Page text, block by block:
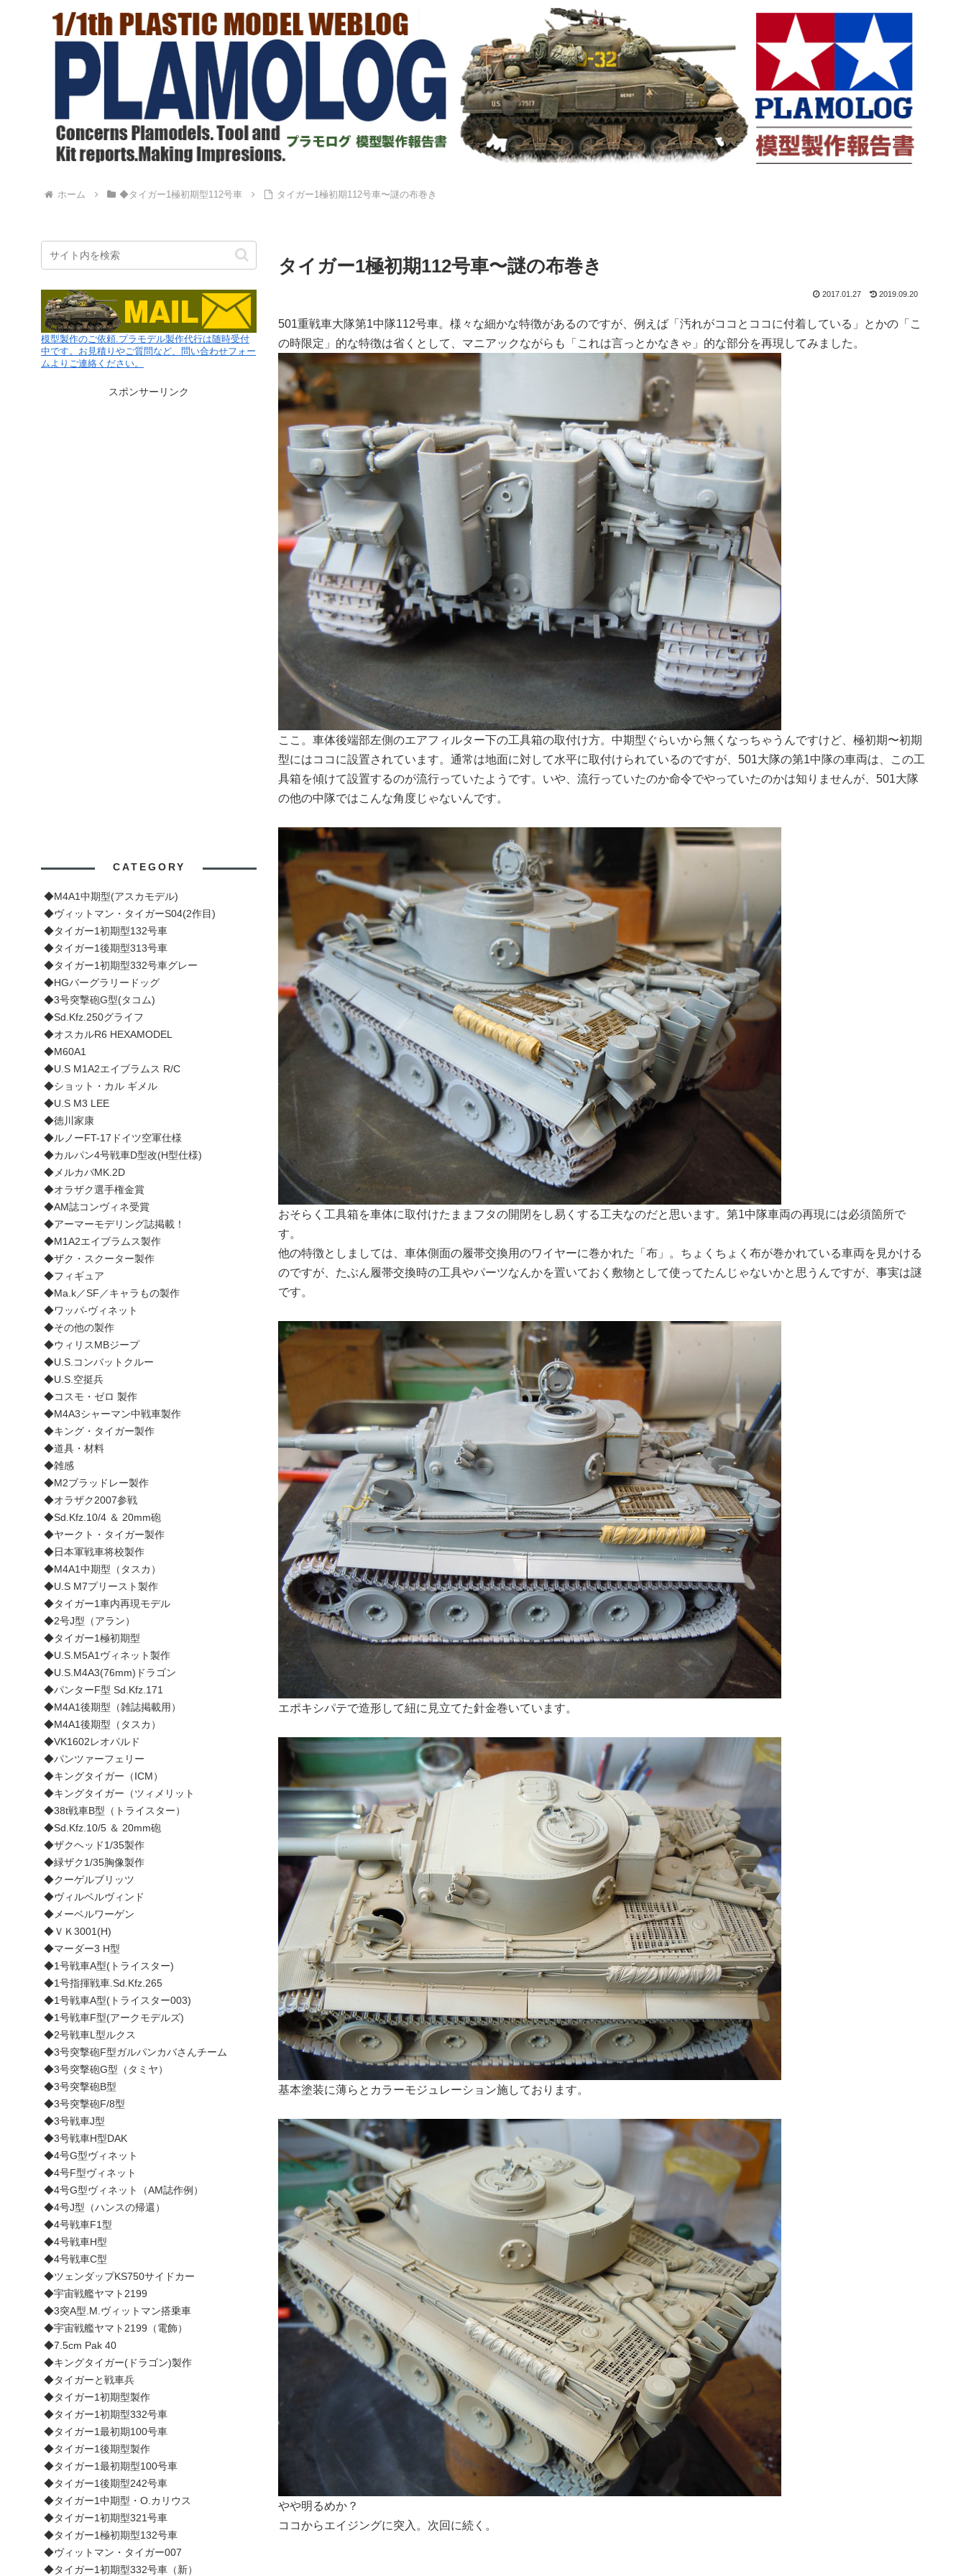
ホーム ◆タイガー1極初期型112号車 タイガー1極初期112号車〜謎の布巻き
タイガー1極初期112号車〜謎の布巻き
2017.01.27 2019.09.20
501重戦車大隊第1中隊112号車。様々な細かな特徴があるのですが、例えば「汚れがココとココに付着している」とかの「こ
の時限定」的な特徴は省くとして、マニアックながらも「これは言っとかなきゃ」的な部分を再現してみました。
ここ。車体後端部左側のエアフィルター下の工具箱の取付け方。中期型ぐらいから無くなっちゃうんですけど、極初期〜初期
型にはココに設置されています。通常は地面に対して水平に取付けられているのですが、501大隊の第1中隊の車両は、この工
具箱を傾けて設置するのが流行っていたようです。いや、流行っていたのか命令でやっていたのかは知りませんが、501大隊
の他の中隊ではこんな角度じゃないんです。
おそらく工具箱を車体に取付けたままフタの開閉をし易くする工夫なのだと思います。第1中隊車両の再現には必須箇所で
す。
他の特徴としましては、車体側面の履帯交換用のワイヤーに巻かれた「布」。ちょくちょく布が巻かれている車両を見かける
のですが、たぶん履帯交換時の工具やパーツなんかを置いておく敷物として使ってたんじゃないかと思うんですが、事実は謎
です。
エポキシパテで造形して紐に見立てた針金巻いています。
基本塗装に薄らとカラーモジュレーション施しております。
やや明るめか？
ココからエイジングに突入。次回に続く。
模型製作のご依頼.プラモデル製作代行は随時受付
中です。お見積りやご質問など、問い合わせフォー
ムよりご連絡ください。
スポンサーリンク
CATEGORY
◆M4A1中期型(アスカモデル)
◆ヴィットマン・タイガーS04(2作目)
◆タイガー1初期型132号車
◆タイガー1後期型313号車
◆タイガー1初期型332号車グレー
◆HGバーグラリードッグ
◆3号突撃砲G型(タコム)
◆Sd.Kfz.250グライフ
◆オスカルR6 HEXAMODEL
◆M60A1
◆U.S M1A2エイブラムス R/C
◆ショット・カル ギメル
◆U.S M3 LEE
◆徳川家康
◆ルノーFT-17ドイツ空軍仕様
◆カルパン4号戦車D型改(H型仕様)
◆メルカバMK.2D
◆オラザク選手権金賞
◆AM誌コンヴィネ受賞
◆アーマーモデリング誌掲載！
◆M1A2エイブラムス製作
◆ザク・スクーター製作
◆フィギュア
◆Ma.k／SF／キャラもの製作
◆ワッパ-ヴィネット
◆その他の製作
◆ウィリスMBジープ
◆U.S.コンバットクルー
◆U.S.空挺兵
◆コスモ・ゼロ 製作
◆M4A3シャーマン中戦車製作
◆キング・タイガー製作
◆道具・材料
◆雑感
◆M2ブラッドレー製作
◆オラザク2007参戦
◆Sd.Kfz.10/4 ＆ 20mm砲
◆ヤークト・タイガー製作
◆日本軍戦車将校製作
◆M4A1中期型（タスカ）
◆U.S M7プリースト製作
◆タイガー1車内再現モデル
◆2号J型（アラン）
◆タイガー1極初期型
◆U.S.M5A1ヴィネット製作
◆U.S.M4A3(76mm)ドラゴン
◆パンターF型 Sd.Kfz.171
◆M4A1後期型（雑誌掲載用）
◆M4A1後期型（タスカ）
◆VK1602レオパルド
◆パンツァーフェリー
◆キングタイガー（ICM）
◆キングタイガー（ツィメリット
◆38t戦車B型（トライスター）
◆Sd.Kfz.10/5 ＆ 20mm砲
◆ザクヘッド1/35製作
◆緑ザク1/35胸像製作
◆クーゲルブリッツ
◆ヴィルベルヴィンド
◆メーベルワーゲン
◆ＶＫ3001(H)
◆マーダー3 H型
◆1号戦車A型(トライスター)
◆1号指揮戦車.Sd.Kfz.265
◆1号戦車A型(トライスター003)
◆1号戦車F型(アークモデルズ)
◆2号戦車L型ルクス
◆3号突撃砲F型ガルパンカバさんチーム
◆3号突撃砲G型（タミヤ）
◆3号突撃砲B型
◆3号突撃砲F/8型
◆3号戦車J型
◆3号戦車H型DAK
◆4号G型ヴィネット
◆4号F型ヴィネット
◆4号G型ヴィネット（AM誌作例）
◆4号J型（ハンスの帰還）
◆4号戦車F1型
◆4号戦車H型
◆4号戦車C型
◆ツェンダップKS750サイドカー
◆宇宙戦艦ヤマト2199
◆3突A型.M.ヴィットマン搭乗車
◆宇宙戦艦ヤマト2199（電飾）
◆7.5cm Pak 40
◆キングタイガー(ドラゴン)製作
◆タイガーと戦車兵
◆タイガー1初期型製作
◆タイガー1初期型332号車
◆タイガー1最初期100号車
◆タイガー1後期型製作
◆タイガー1最初期型100号車
◆タイガー1後期型242号車
◆タイガー1中期型・O.カリウス
◆タイガー1初期型321号車
◆タイガー1極初期型132号車
◆ヴィットマン・タイガー007
◆タイガー1初期型332号車（新）